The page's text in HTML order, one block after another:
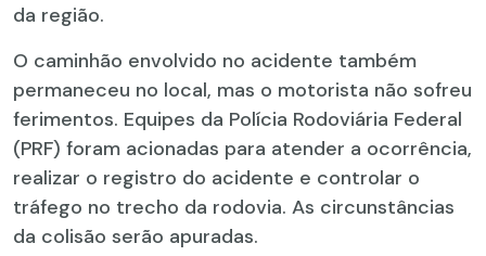
da região.
O caminhão envolvido no acidente também
permaneceu no local, mas o motorista não sofreu
ferimentos. Equipes da Polícia Rodoviária Federal
(PRF) foram acionadas para atender a ocorrência,
realizar o registro do acidente e controlar o
tráfego no trecho da rodovia. As circunstâncias
da colisão serão apuradas.